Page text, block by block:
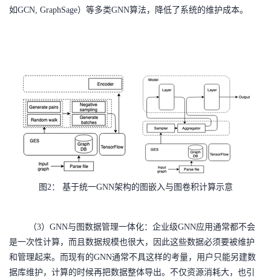
如GCN, GraphSage）等多类GNN算法，降低了系统的维护成本。
图2： 基于统一GNN架构的图嵌入与图卷积计算示意
（3）GNN与图数据管理一体化：企业级GNN应用通常都不会
是一次性计算，而且数据规模也很大，因此这些数据必须要被维护
和管理起来。而现有的GNN通常不具这样的考量，用户只能另建数
据库维护，计算的时候再把数据整体导出。不仅资源消耗大，也引